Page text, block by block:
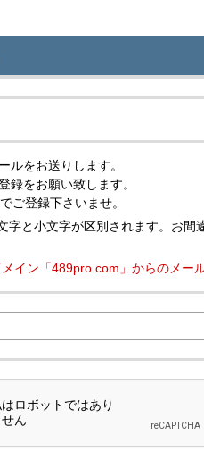
ルをお送りします。
録をお願い致します。
ご登録下さいませ。
字と小文字が区別されます。お間
イン「489pro.com」からのメー